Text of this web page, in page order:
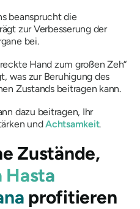
beansprucht die
zur Verbesserung der
bei.
Hand zum großen Zeh“
was zur Beruhigung des
Zustands beitragen kann.
dazu beitragen, Ihr
undAchtsamkeit.
Zustände,
profitieren